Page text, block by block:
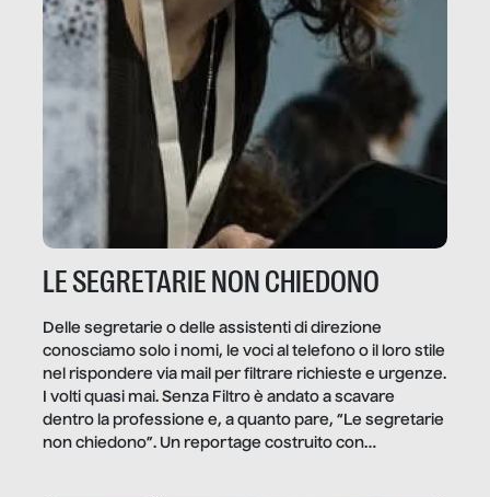
LE SEGRETARIE NON CHIEDONO
Delle segretarie o delle assistenti di direzione
conosciamo solo i nomi, le voci al telefono o il loro stile
nel rispondere via mail per filtrare richieste e urgenze.
I volti quasi mai. Senza Filtro è andato a scavare
dentro la professione e, a quanto pare, “Le segretarie
non chiedono”. Un reportage costruito con